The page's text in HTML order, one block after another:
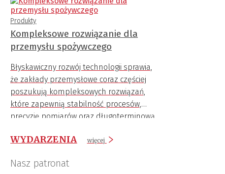
Produkty
Kompleksowe rozwiązanie dla
przemysłu spożywczego
Błyskawiczny rozwój technologii sprawia,
że zakłady przemysłowe coraz częściej
poszukują kompleksowych rozwiązań,
które zapewnią stabilność procesów,
precyzję pomiarów oraz długoterminową
WYDARZENIA więcej
Nasz patronat